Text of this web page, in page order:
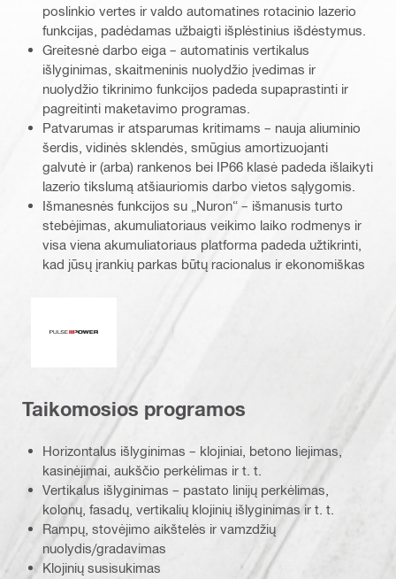
poslinkio vertes ir valdo automatines rotacinio lazerio
funkcijas, padėdamas užbaigti išplėstinius išdėstymus.
Greitesnė darbo eiga – automatinis vertikalus
išlyginimas, skaitmeninis nuolydžio įvedimas ir
nuolydžio tikrinimo funkcijos padeda supaprastinti ir
pagreitinti maketavimo programas.
Patvarumas ir atsparumas kritimams – nauja aliuminio
šerdis, vidinės sklendės, smūgius amortizuojanti
galvutė ir (arba) rankenos bei IP66 klasė padeda išlaikyti
lazerio tikslumą atšiauriomis darbo vietos sąlygomis.
Išmanesnės funkcijos su „Nuron“ – išmanusis turto
stebėjimas, akumuliatoriaus veikimo laiko rodmenys ir
visa viena akumuliatoriaus platforma padeda užtikrinti,
kad jūsų įrankių parkas būtų racionalus ir ekonomiškas
Taikomosios programos
Horizontalus išlyginimas – klojiniai, betono liejimas,
kasinėjimai, aukščio perkėlimas ir t. t.
Vertikalus išlyginimas – pastato linijų perkėlimas,
kolonų, fasadų, vertikalių klojinių išlyginimas ir t. t.
Rampų, stovėjimo aikštelės ir vamzdžių
nuolydis/gradavimas
Klojinių susisukimas